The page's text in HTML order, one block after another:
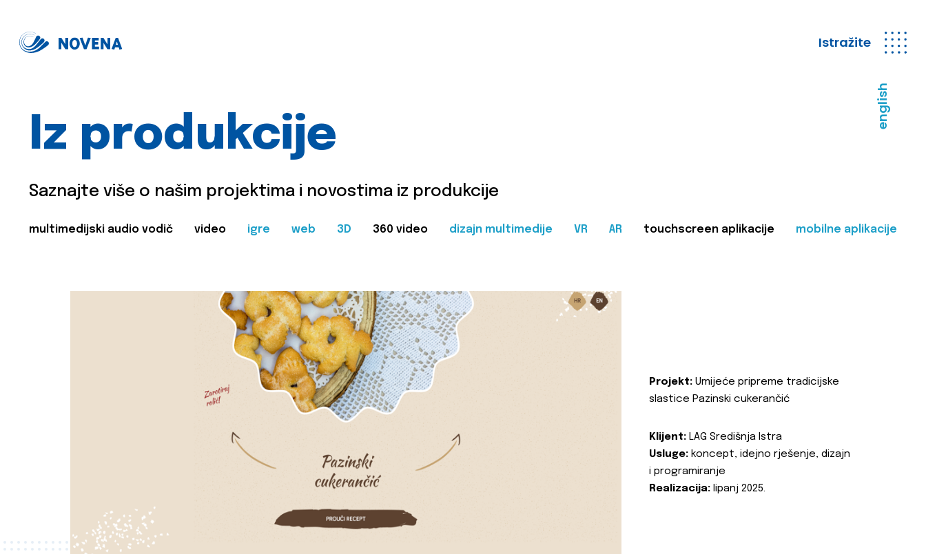
Istražite
english
Iz produkcije
Saznajte više o našim projektima i novostima iz produkcije
multimedijski audio vodič video igre web 3D 360 video dizajn multimedije VR AR touchscreen aplikacije mobilne aplikacije
Projekt: Umijeće pripreme tradicijske
slastice Pazinski cukerančić
Klijent: LAG Središnja Istra
Usluge: koncept, idejno rješenje, dizajn
i programiranje
Realizacija: lipanj 2025.